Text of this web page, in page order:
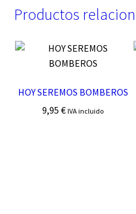
Productos
HOY SEREMOS BOMBEROS
9,95€ IVA incluido